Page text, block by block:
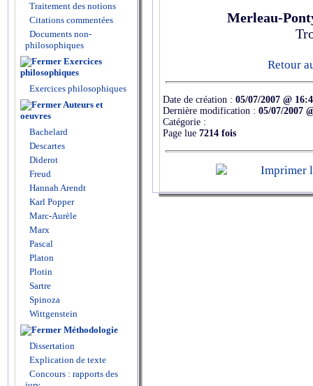
Traitement des notions
Citations commentées
Documents non-
philosophiques
Exercices
philosophiques
Exercices philosophiques
Auteurs et
oeuvres
Bachelard
Descartes
Diderot
Freud
Hannah Arendt
Karl Popper
Marc-Aurèle
Marx
Pascal
Platon
Plotin
Sartre
Spinoza
Wittgenstein
Méthodologie
Dissertation
Explication de texte
Concours : rapports des
Merleau-
Retour
Date de création : 05/07/2007 @
Dernière modification : 05/07/2007
Catégorie :
Page lue 7214 fois